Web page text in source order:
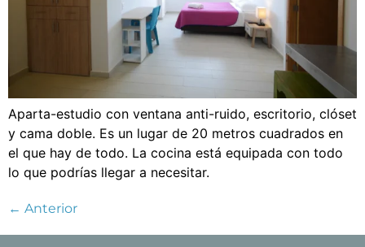
Aparta-estudio con ventana anti-ruido, escritorio, clóset
y cama doble. Es un lugar de 20 metros cuadrados en
el que hay de todo. La cocina está equipada con todo
lo que podrías llegar a necesitar.
← Anterior